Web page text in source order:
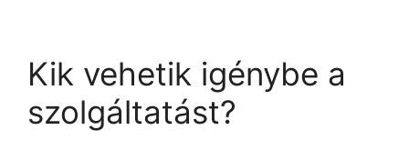
Kik vehetik igénybe a
szolgáltatást?